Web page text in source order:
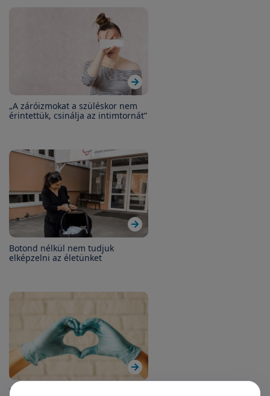
„A záróizmokat a szüléskor nem
érintettük, csinálja az intimtornát”
Botond nélkül nem tudjuk
elképzelni az életünket
Mi ad erőt a nehéz időkben is?